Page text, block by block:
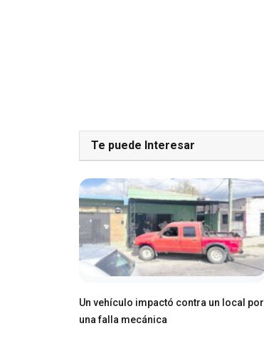
Te puede Interesar
Un vehículo impactó contra un local por
una falla mecánica